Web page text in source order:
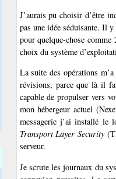
J’aurais pu choisir d’être
pas une idée séduisante. Il
pour quelque-chose
choix du système
La suite des opérations
révisions, parce que là il
capable de propulser vers
mon hébergeur actuel
messagerie j’ai installé le
Transport Layer Security
serveur.
Je scrute les journaux du